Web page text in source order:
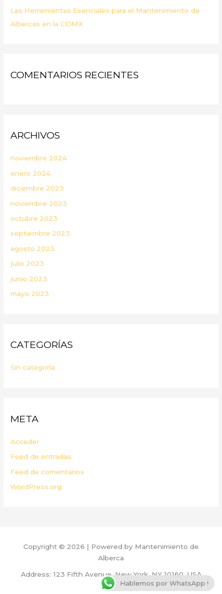
Las Herramientas Esenciales para el Mantenimiento de
Albercas en la CDMX
COMENTARIOS RECIENTES
ARCHIVOS
noviembre 2024
enero 2024
diciembre 2023
noviembre 2023
octubre 2023
septiembre 2023
agosto 2023
julio 2023
junio 2023
mayo 2023
CATEGORÍAS
Sin categoría
META
Acceder
Feed de entradas
Feed de comentarios
WordPress.org
Copyright © 2026 | Powered by Mantenimiento de
Alberca
Address: 123 Fifth Avenue, New York, NY 10160, USA
Hablemos por WhatsApp !